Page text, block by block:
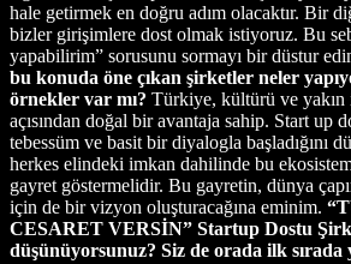
hale getirmek en doğru adım olacaktır. Bir
bizler girişimlere dost olmak istiyoruz. Bu
yapabilirim” sorusunu sormayı bir düstur
bu konuda öne çıkan şirketler neler
örnekler var mı? Türkiye, kültürü ve
açısından doğal bir avantaja sahip. Start up
tebessüm ve basit bir diyalogla başladığını
herkes elindeki imkan dahilinde bu
gayret göstermelidir. Bu gayretin, dünya
için de bir vizyon oluşturacağına eminim.
CESARET VERSİN” Startup Dostu
düşünüyorsunuz? Siz de orada ilk sırada